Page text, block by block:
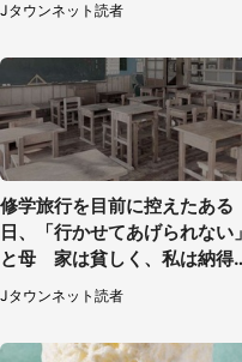
性）
Jタウンネット読者
修学旅行を目前に控えたある
日、「行かせてあげられない」
と母 家は貧しく、私は納得
たけれど...（北海道・70代以上
女性）
Jタウンネット読者